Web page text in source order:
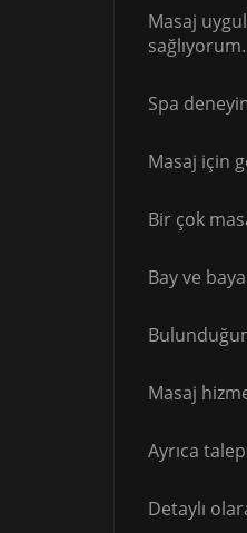
Masaj
sağlıyorum.
Spa
Masaj için
Bir çok
Bay ve
Masaj
Ayrıca
Detaylı